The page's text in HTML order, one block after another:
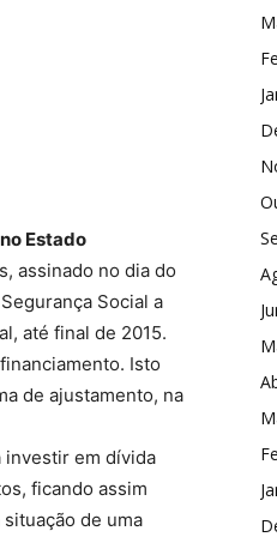
Estado
assinado no dia do
Social a
até final de 2015.
Isto
de ajustamento, na
investir em dívida
ficando assim
de uma